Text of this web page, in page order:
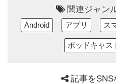
関連ジャン
Android アプリ ス
ポッドキャス
記事をSNS